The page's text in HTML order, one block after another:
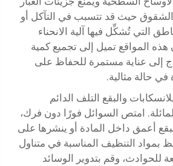
حيث قد تتسبب في التآكل أو
التي تُشكِّل فيها آلية الانحناء
المواقع تميل إلى تجميع كمية
إلى عناية مستمرة للحفاظ على
في حالة مثالية.
والبقع التلف الدائم
امتص السوائل فورًا دون فرك،
أعمق داخل المادة أو ينشرها على
بمواد التنظيف المناسبة في متناول
للحوادث، وقم بتدوير الوسائد